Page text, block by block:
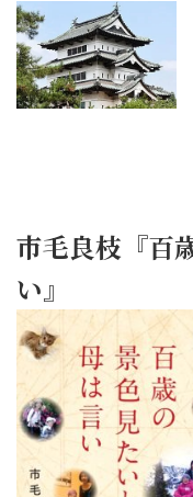
市毛良枝『百
い』